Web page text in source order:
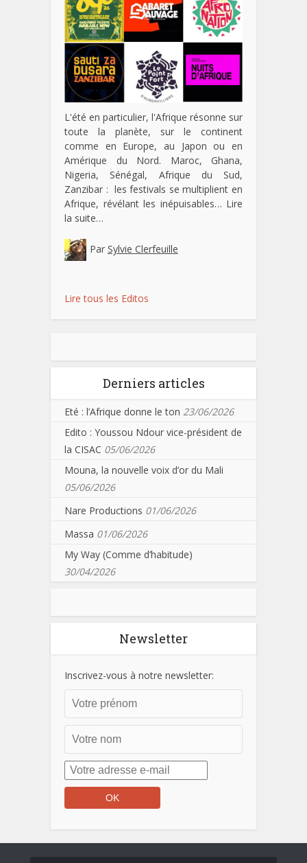
L'été en particulier, l'Afrique résonne sur
toute la planète, sur le continent
comme en Europe, au Japon ou en
Amérique du Nord. Maroc, Ghana,
Nigeria, Sénégal, Afrique du Sud,
Zanzibar : les festivals se multiplient en
Afrique, révélant les inépuisables… Lire
la suite…
Par Sylvie Clerfeuille
Lire tous les Editos
Derniers articles
Eté : l’Afrique donne le ton 23/06/2026
Edito : Youssou Ndour vice-président de
la CISAC 05/06/2026
Mouna, la nouvelle voix d’or du Mali
05/06/2026
Nare Productions 01/06/2026
Massa 01/06/2026
My Way (Comme d’habitude)
30/04/2026
Newsletter
Inscrivez-vous à notre newsletter: